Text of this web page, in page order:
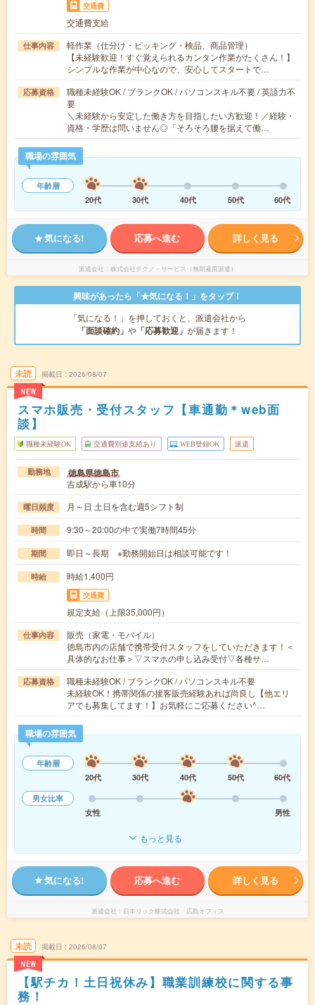
交通費
交通費支給
仕事内容
軽作業（仕分け・ピッキング・検品、商品管理）
【未経験歓迎！すぐ覚えられるカンタン作業がたくさん！】
シンプルな作業が中心なので、安心してスタートで…
応募資格
職種未経験OK / ブランクOK / パソコンスキル不要 / 英語力不
要
＼未経験から安定した働き方を目指したい方歓迎！／経験・
資格・学歴は問いません◎「そろそろ腰を据えて働…
職場の雰囲気
年齢層
20代
30代 40代 50代 60代
気になる! 応募へ進む 詳しく見る
派遣会社 株式会社テクノ・サービス（無期雇用派遣）
興味があったら「★気になる！」をタップ！
「気になる！」を押しておくと、派遣会社から
「面談確約」 や 「応募歓迎」 が届きます！
未読
NEW
掲載日 2026/08/07
スマホ販売・受付スタッフ【車通勤＊web面
談】
職種未経験OK 交通費別途支給あり WEB登録OK 派遣
勤務地 徳島県徳島市
吉成駅から車10分
曜日頻度 月～日 土日を含む週5シフト制
時間 9:30～20:00の中で実働7時間45分
期間 即日～長期 ※勤務開始日は相談可能です！
時給 時給1,400円
交通費
規定支給（上限35,000円）
仕事内容
販売（家電・モバイル）
徳島市内の店舗で携帯受付スタッフをしていただきます！＜
具体的なお仕事＞▽スマホの申し込み受付▽各種サ…
応募資格
職種未経験OK / ブランクOK / パソコンスキル不要
未経験OK！携帯関係の接客販売経験あれば尚良し【他エリ
アでも募集してます！】お気軽にご応募ください^…
職場の雰囲気
年齢層
20代
30代 40代 50代
60代
男女比率
女性
男性
もっと見る
気になる! 応募へ進む 詳しく見る
派遣会社 日本リック株式会社 広島オフィス
未読
NEW
掲載日 2026/08/07
【駅チカ！土日祝休み】職業訓練校に関する事
務！